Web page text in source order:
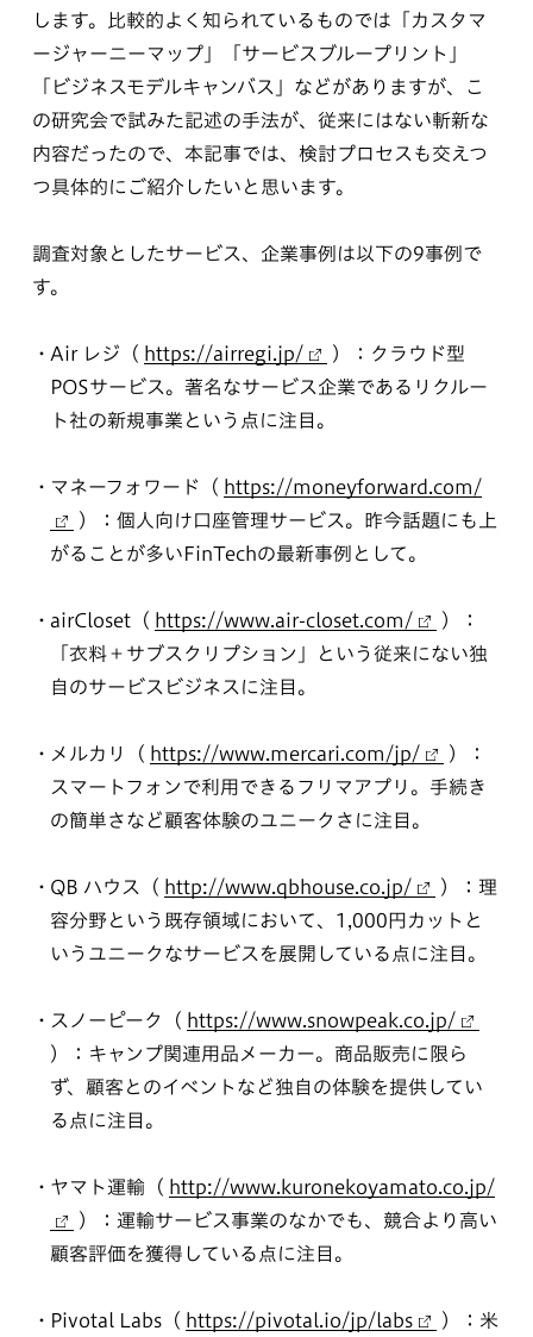
します。比較的よく知られているものでは「カスタマ
ージャーニーマップ」「サービスブループリント」
「ビジネスモデルキャンバス」などがありますが、こ
の研究会で試みた記述の手法が、従来にはない斬新な
内容だったので、本記事では、検討プロセスも交えつ
つ具体的にご紹介したいと思います。
調査対象としたサービス、企業事例は以下の9事例で
す。
Air レジ（ https://airregi.jp/
）：クラウド型
POSサービス。著名なサービス企業であるリクルー
ト社の新規事業という点に注目。
マネーフォワード（ https://moneyforward.com/
）：個人向け口座管理サービス。昨今話題にも上
がることが多いFinTechの最新事例として。
airCloset（ https://www.air-closet.com/
）：
「衣料＋サブスクリプション」という従来にない独
自のサービスビジネスに注目。
メルカリ（ https://www.mercari.com/jp/
）：
スマートフォンで利用できるフリマアプリ。手続き
の簡単さなど顧客体験のユニークさに注目。
QB ハウス（ http://www.qbhouse.co.jp/
）：理
容分野という既存領域において、1,000円カットと
いうユニークなサービスを展開している点に注目。
スノーピーク（ https://www.snowpeak.co.jp/
）：キャンプ関連用品メーカー。商品販売に限ら
ず、顧客とのイベントなど独自の体験を提供してい
る点に注目。
ヤマト運輸（ http://www.kuronekoyamato.co.jp/
）：運輸サービス事業のなかでも、競合より高い
顧客評価を獲得している点に注目。
Pivotal Labs（ https://pivotal.io/jp/labs ）：米